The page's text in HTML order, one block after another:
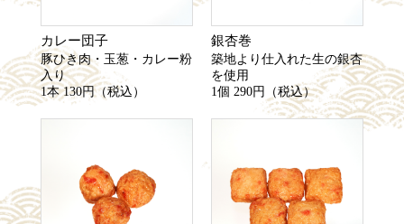
カレー団子
豚ひき肉・玉葱・カレー粉
入り
1本 130円（税込）
銀杏巻
築地より仕入れた生の銀杏
を使用
1個 290円（税込）